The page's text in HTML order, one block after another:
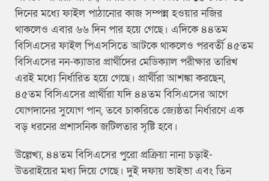
দিনের মধ্যে ফাইল পাঠানোর কাজ সম্পন্ন হওয়ার নজির
থাকলেও এবার ৬৬ দিন পার হয়ে গেছে। এদিকে ৪৪তম
বিসিএসের ফাইল পিএসসিতে আটকে থাকলেও পরবর্তী ৪৫তম
বিসিএসের নন-ক্যাডার প্রার্থীদের মেডিক্যাল পরীক্ষার তারিখ
এরই মধ্যে নির্ধারিত হয়ে গেছে। প্রার্থীরা আশঙ্কা করছেন,
৪৫তম বিসিএসের প্রার্থীরা যদি ৪৪তম বিসিএসের আগে
যোগদানের সুযোগ পান, তবে চাকরিতে জ্যেষ্ঠতা নির্ধারণে এক
বড় ধরনের প্রশাসনিক জটিলতার সৃষ্টি হবে।
উল্লেখ্য, ৪৪তম বিসিএসের পুরো প্রক্রিয়া নানা চড়াই-
উতরাইয়ের মধ্য দিয়ে গেছে। দুই দফায় ভাইভা এবং তিন